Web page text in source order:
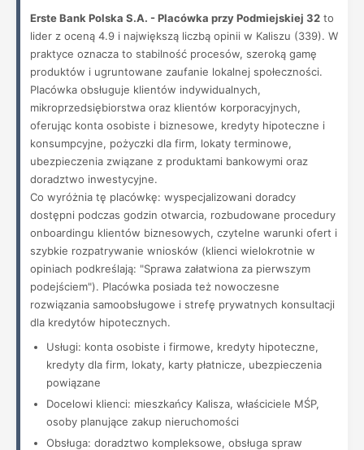
Erste Bank Polska S.A. - Placówka przy Podmiejskiej 32 to
lider z oceną 4.9 i największą liczbą opinii w Kaliszu (339). W
praktyce oznacza to stabilność procesów, szeroką gamę
produktów i ugruntowane zaufanie lokalnej społeczności.
Placówka obsługuje klientów indywidualnych,
mikroprzedsiębiorstwa oraz klientów korporacyjnych,
oferując konta osobiste i biznesowe, kredyty hipoteczne i
konsumpcyjne, pożyczki dla firm, lokaty terminowe,
ubezpieczenia związane z produktami bankowymi oraz
doradztwo inwestycyjne.
Co wyróżnia tę placówkę: wyspecjalizowani doradcy
dostępni podczas godzin otwarcia, rozbudowane procedury
onboardingu klientów biznesowych, czytelne warunki ofert i
szybkie rozpatrywanie wniosków (klienci wielokrotnie w
opiniach podkreślają: "Sprawa załatwiona za pierwszym
podejściem"). Placówka posiada też nowoczesne
rozwiązania samoobsługowe i strefę prywatnych konsultacji
dla kredytów hipotecznych.
Usługi: konta osobiste i firmowe, kredyty hipoteczne,
kredyty dla firm, lokaty, karty płatnicze, ubezpieczenia
powiązane
Docelowi klienci: mieszkańcy Kalisza, właściciele MŚP,
osoby planujące zakup nieruchomości
Obsługa: doradztwo kompleksowe, obsługa spraw